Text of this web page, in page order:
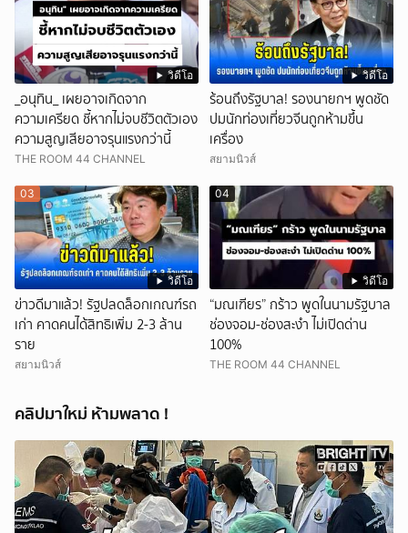
วิดีโอ
_อนุทิน_ เผยอาจเกิดจาก
ความเครียด ชี้หากไม่จบชีวิตตัวเอง
ความสูญเสียอาจรุนแรงกว่านี้
THE ROOM 44 CHANNEL
วิดีโอ
ร้อนถึงรัฐบาล! รองนายกฯ พูดชัด
ปมนักท่องเที่ยวจีนถูกห้ามขึ้น
เครื่อง
สยามนิวส์
วิดีโอ
03
ข่าวดีมาแล้ว! รัฐปลดล็อกเกณฑ์รถ
เก่า คาดคนได้สิทธิเพิ่ม 2-3 ล้าน
ราย
สยามนิวส์
วิดีโอ
04
“มณเฑียร” กร้าว พูดในนามรัฐบาล
ช่องจอม-ช่องสะงำ ไม่เปิดด่าน
100%
THE ROOM 44 CHANNEL
คลิปมาใหม่ ห้ามพลาด !